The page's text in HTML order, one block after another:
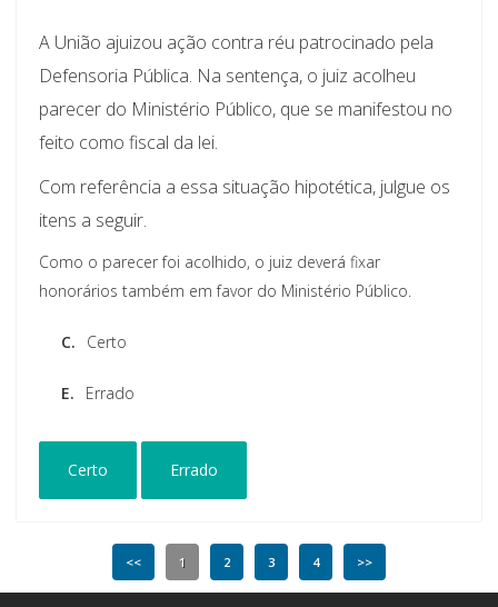
A União ajuizou ação contra réu patrocinado pela
Defensoria Pública. Na sentença, o juiz acolheu
parecer do Ministério Público, que se manifestou no
feito como fiscal da lei.
Com referência a essa situação hipotética, julgue os
itens a seguir.
Como o parecer foi acolhido, o juiz deverá fixar
honorários também em favor do Ministério Público.
C. Certo
E. Errado
Certo Errado
<< 1 2 3 4 >>